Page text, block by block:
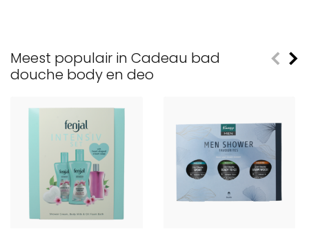
Meest populair in Cadeau bad
douche body en deo